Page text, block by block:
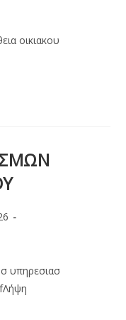
οικιακου
υπηρεσιασ